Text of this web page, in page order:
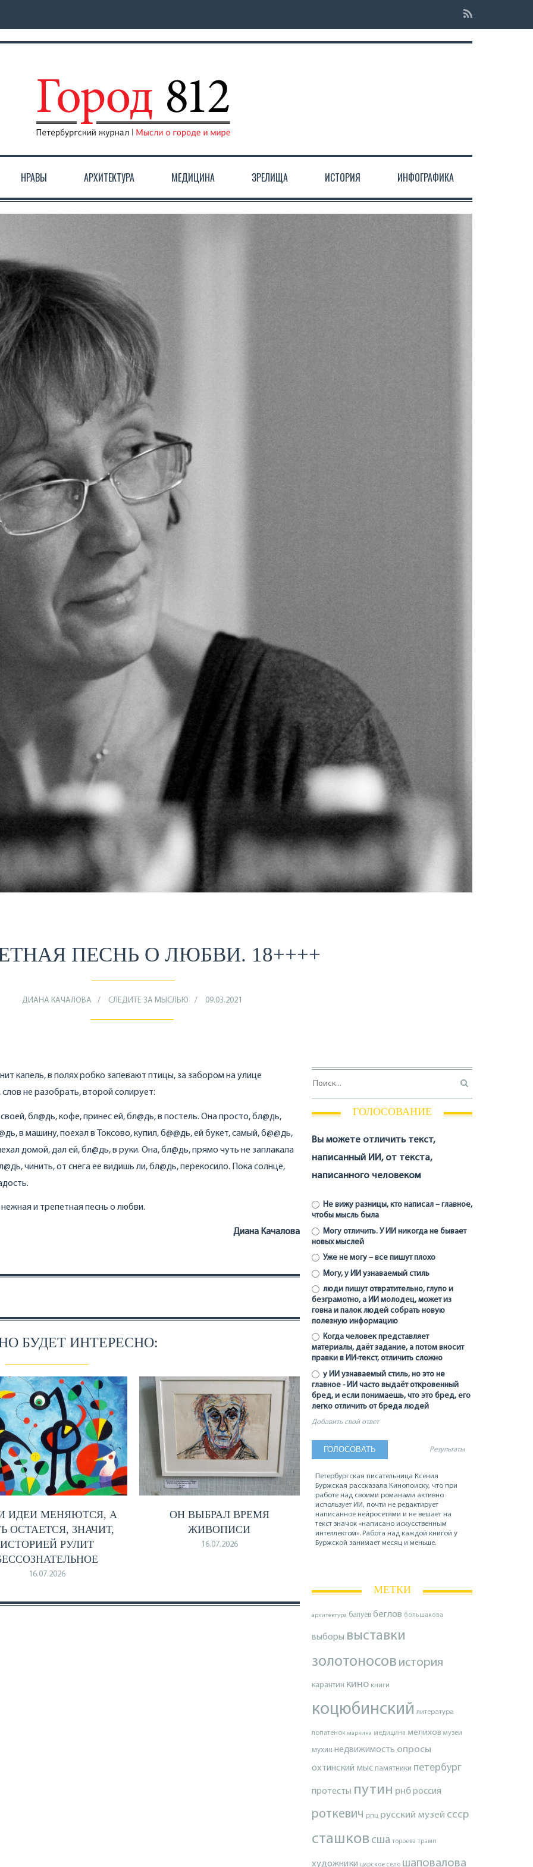
НРАВЫ АРХИТЕКТУРА МЕДИЦИНА ЗРЕЛИЩА ИСТОРИЯ ИНФОГРАФИКА
ПЕСНЬ О ЛЮБВИ. 18++++
ДИАНА КАЧАЛОВА СЛЕДИТЕ ЗА МЫСЛЬЮ 09.03.2021
капель, в полях робко запевают птицы, за забором на улице
не разобрать, второй солирует:
бл@дь, кофе, принес ей, бл@дь, в постель. Она просто, бл@дь,
в машину, поехал в Токсово, купил, б@@дь, ей букет, самый, б@@дь,
домой, дал ей, бл@дь, в руки. Она, бл@дь, прямо чуть не заплакала
чинить, от снега ее видишь ли, бл@дь, перекосило. Пока солнце,
и трепетная песнь о любви.
Диана Качалова
БУДЕТ ИНТЕРЕСНО:
ИДЕИ МЕНЯЮТСЯ, А
ОСТАЕТСЯ, ЗНАЧИТ,
ИСТОРИЕЙ РУЛИТ
16.07.2026
ОН ВЫБРАЛ ВРЕМЯ
ЖИВОПИСИ
16.07.2026
ГОЛОСОВАНИЕ
Вы можете отличить текст,
написанный ИИ, от текста,
написанного человеком
Не вижу разницы, кто написал – главное,
чтобы мысль была
Могу отличить. У ИИ никогда не бывает
новых мыслей
Уже не могу – все пишут плохо
Могу, у ИИ узнаваемый стиль
люди пишут отвратительно, глупо и
безграмотно, а ИИ молодец, может из
говна и палок людей собрать новую
полезную информацию
Когда человек представляет
материалы, даёт задание, а потом вносит
правки в ИИ-текст, отличить сложно
у ИИ узнаваемый стиль, но это не
главное - ИИ часто выдаёт откровенный
бред, и если понимаешь, что это бред, его
легко отличить от бреда людей
Добавить свой ответ
Результаты
Петербургская писательница Ксения
Буржская рассказала Кинопоиску, что при
работе над своими романами активно
использует ИИ, почти не редактирует
написанное нейросетями и не вешает на
текст значок «написано искусственным
интеллектом». Работа над каждой книгой у
Буржской занимает месяц и меньше.
МЕТКИ
архитектура балуев беглов большакова
выборы выставки
золотоносов история
карантин кино книги
коцюбинский литература
лопатенок маркина медицина мелихов музеи
мухин недвижимость опросы
охтинский мыс памятники петербург
протесты путин рнброссия
роткевич рпц русский музей ссср
сташков сша тороева трамп
художники царское село шаповалова